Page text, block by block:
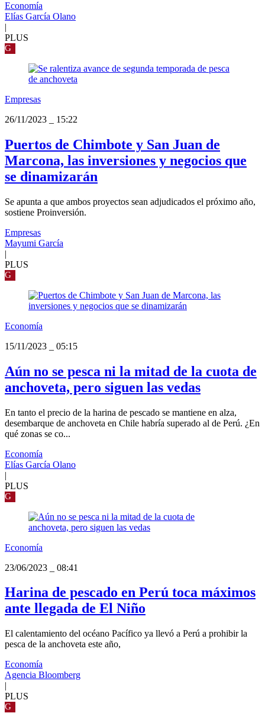
Economía
Elías García Olano
|
PLUS
G
Empresas
26/11/2023
15:22
Puertos de Chimbote y San Juan de
Marcona, las inversiones y negocios que
se dinamizarán
Se apunta a que ambos proyectos sean adjudicados el próximo año,
sostiene Proinversión.
Empresas
Mayumi García
|
PLUS
G
Economía
15/11/2023
05:15
Aún no se pesca ni la mitad de la cuota de
anchoveta, pero siguen las vedas
En tanto el precio de la harina de pescado se mantiene en alza,
desembarque de anchoveta en Chile habría superado al de Perú. ¿En
qué zonas se co...
Economía
Elías García Olano
|
PLUS
G
Economía
23/06/2023
08:41
Harina de pescado en Perú toca máximos
ante llegada de El Niño
El calentamiento del océano Pacífico ya llevó a Perú a prohibir la
pesca de la anchoveta este año,
Economía
Agencia Bloomberg
|
PLUS
G